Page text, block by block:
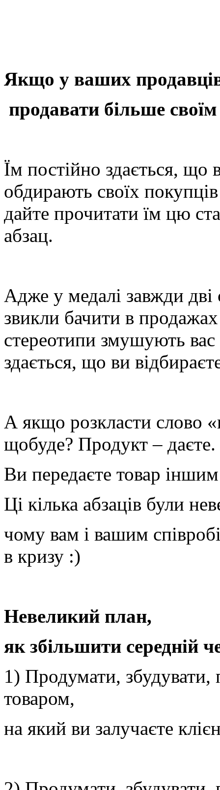
Якщо у ваших
продавати більше
Їм постійно здається,
обдирають своїх
дайте прочитати їм цю
абзац.
Адже у медалі завжди
звикли бачити в продажах
стереотипи змушують
здається, що ви
А якщо розкласти слово
щобуде? Продукт – даєте.
Ви передаєте товар
Ці кілька абзаців були
чому вам і вашим
в кризу :)
Невеликий план,
як збільшити середній
1) Продумати, збудувати,
товаром,
на який ви залучаєте